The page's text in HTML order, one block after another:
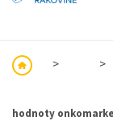
hodnoty